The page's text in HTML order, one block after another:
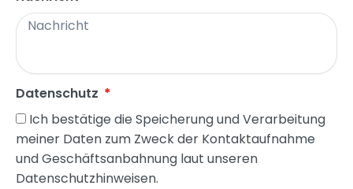
Datenschutz
Ich bestätige die Speicherung und Verarbeitung
meiner Daten zum Zweck der Kontaktaufnahme
und Geschäftsanbahnung laut unseren
Datenschutzhinweisen.